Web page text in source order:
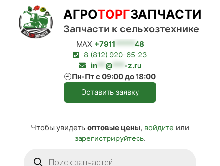
Перейти
содержимому
MAX +7911 ***** 48
8 (812) 920-65-23
in
@ *** -z.ru
🕘Пн-Пт с 09:00 до 18:00
Оставить заявку
Чтобы увидеть оптовые цены, войдите или
зарегистрируйтесь.
товаров
АГРОТОРГЗАПЧАСТИ
Запчасти к сельхозтехнике